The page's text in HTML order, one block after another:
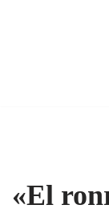
«El